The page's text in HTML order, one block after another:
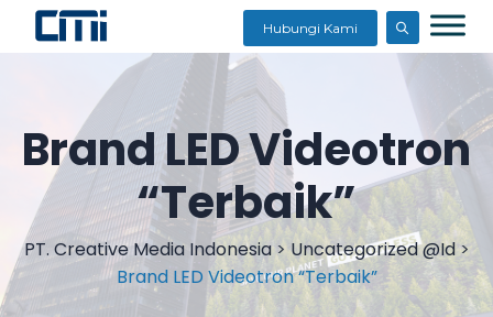
Hubungi Kami
Brand LED Videotron
“Terbaik”
PT. Creative Media Indonesia>Uncategorized @id>
Brand LED Videotron “Terbaik”